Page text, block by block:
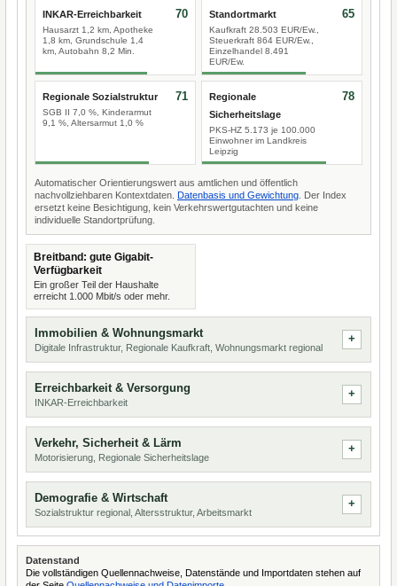
INKAR-Erreichbarkeit
Hausarzt 1,2 km, Apotheke
1,8 km, Grundschule 1,4
km, Autobahn 8,2 Min.
70 Standortmarkt
Kaufkraft 28.503 EUR/Ew.,
Steuerkraft 864 EUR/Ew.,
Einzelhandel 8.491
EUR/Ew.
65
Regionale Sozialstruktur
SGB II 7,0 %, Kinderarmut
9,1 %, Altersarmut 1,0 %
71
Regionale
Sicherheitslage
PKS-HZ 5.173 je 100.000
Einwohner im Landkreis
Leipzig
78
Automatischer Orientierungswert aus amtlichen und öffentlich
nachvollziehbaren Kontextdaten. Datenbasis und Gewichtung . Der Index
ersetzt keine Besichtigung, kein Verkehrswertgutachten und keine
individuelle Standortprüfung.
Breitband: gute Gigabit-
Verfügbarkeit
Ein großer Teil der Haushalte
erreicht 1.000 Mbit/s oder mehr.
Immobilien & Wohnungsmarkt
Digitale Infrastruktur, Regionale Kaufkraft, Wohnungsmarkt regional
Erreichbarkeit & Versorgung
INKAR-Erreichbarkeit
Verkehr, Sicherheit & Lärm
Motorisierung, Regionale Sicherheitslage
Demografie & Wirtschaft
Sozialstruktur regional, Altersstruktur, Arbeitsmarkt
Datenstand
Die vollständigen Quellennachweise, Datenstände und Importdaten stehen auf